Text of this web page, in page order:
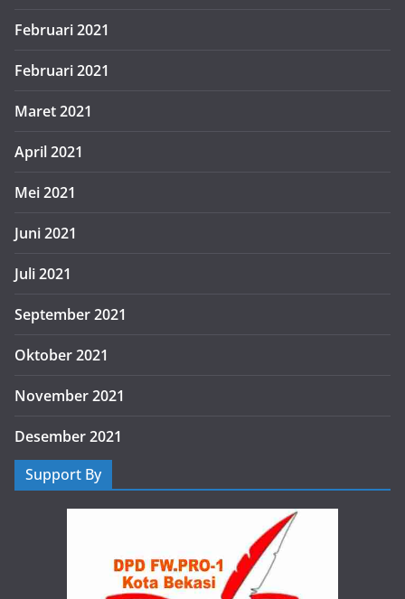
Februari 2021
Februari 2021
Maret 2021
April 2021
Mei 2021
Juni 2021
Juli 2021
September 2021
Oktober 2021
November 2021
Desember 2021
Support By